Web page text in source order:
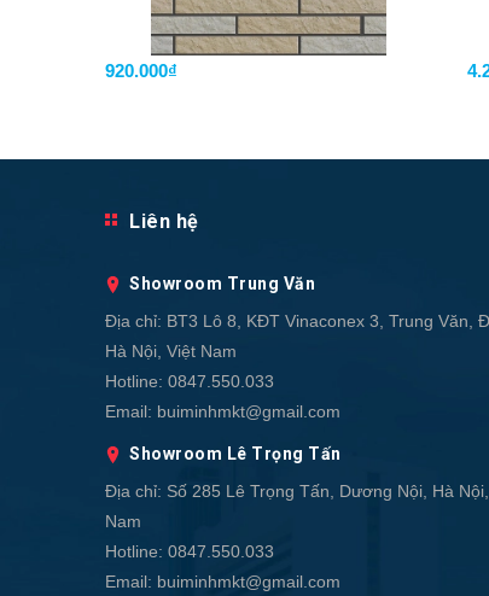
920.000₫
Liên hệ
Showroom Trung Văn
Địa chỉ: BT3 Lô 8, KĐT Vinaconex 3, Trung Văn,
Hà Nội, Việt Nam
Hotline: 0847.550.033
Email: buiminhmkt@gmail.com
Showroom Lê Trọng Tấn
Địa chỉ: Số 285 Lê Trọng Tấn, Dương Nội, Hà
Nam
Hotline: 0847.550.033
Email: buiminhmkt@gmail.com